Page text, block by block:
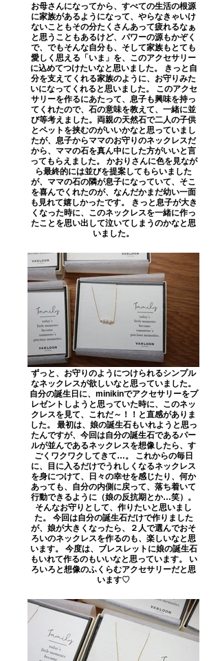
お母さんになってから、すべての生活の根源
に家族があるようになって、やらなきゃいけ
ないこともその分たくさんあって疲れるなぁ
と思うこともあるけど、パワーの源もかぞく
で、でもそんな自分も、そして家族もとても
愛しく思える「いま」を、このアクセサリー
に込めてつけたいなと思いました。 きっと自
分を支えてくれる家族のように、お守りみた
いになってくれると思いました。 このアクセ
サリーを作るにあたって、息子も興味を持っ
てくれたので、石の意味を教えて、一緒に並
び等考えました。両親の天然石で二人の子供
とペットを挟むのがいいかなと思っていまし
たが、息子からママのお守りのネックレスだ
から、ママの石を真ん中にした方がいいと言
ってもらえました。 かおりさんに色を見なが
ら最終的には並びを提案してもらいました
が、ママの石の隣が息子になっていて、そこ
を喜んでくれたのが、なんだかまだ幼い一面
も見れて嬉しかったです。 きっと息子が大き
くなった時に、このネックレスを一緒に作っ
たことを思い出して泣いてしまうのかなと思
いました。
ずっと、お守りのようにつけられるシンプル
なネックレスが欲しいなと思っていました。
自分の誕生日に、minikinでアクセサリーをプ
レゼントしようと思っていた時に、このネッ
クレスを見て、これだ～！！と直感がありま
した。 最初は、娘の誕生石もいれようと思っ
たんですが、今回は自分の誕生石であるパー
ルが並んであるネックレスを想像したら、す
ごくワクワクしてきて…。 これからの毎日
に、目に入るだけでうれしくなるネックレス
を身につけて、日々の幸せを感じたり、何か
あっても、自分の内側に戻って、落ち着いて
行動できるように（娘の反抗期とか…笑）。
そんなお守りとして、作りたいと思いまし
た。 今回は自分の誕生石だけで作りました
が、娘が大きくなったら、２人で選んでおそ
ろいのネックレスを作るのも、楽しいなと思
います。 今度は、ブレスレットに娘の誕生石
もいれて作るのもいいなと思っています。 い
ろいろと想像のふくらむアクセサリーだと思
います♡